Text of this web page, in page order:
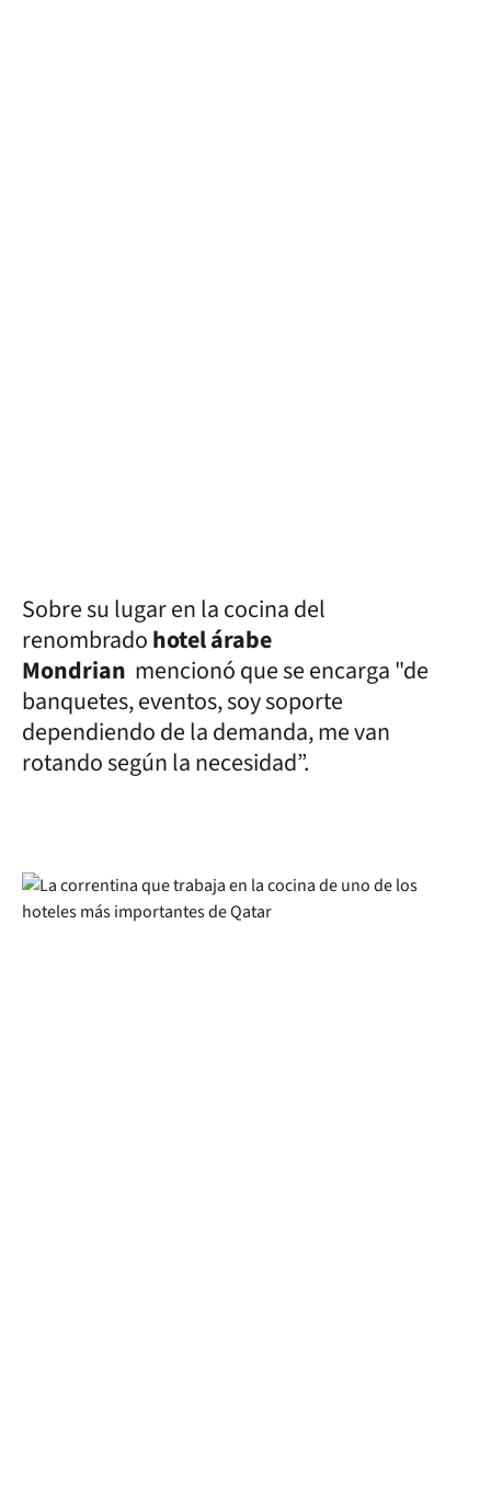
Sobre su lugar en la cocina del
renombradohotel árabe
Mondrian mencionó que se encarga "de
banquetes, eventos, soy soporte
dependiendo de la demanda, me van
rotando según la necesidad”.